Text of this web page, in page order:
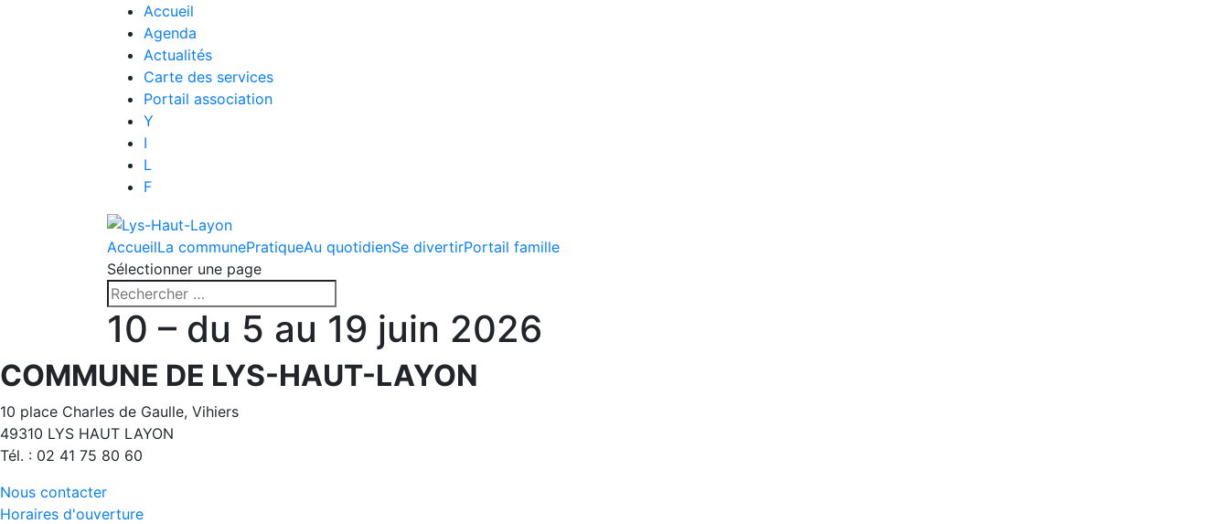
Accueil
Agenda
Actualités
Carte des services
Portail association
Y
I
L
F
AccueilLa communePratiqueAu quotidienSe divertirPortail famille
Sélectionner une page
10 – du 5 au 19 juin 2026
COMMUNE DE LYS-HAUT-LAYON
10 place Charles de Gaulle, Vihiers
49310 LYS HAUT LAYON
Tél. : 02 41 75 80 60
Nous contacter
Horaires d'ouverture